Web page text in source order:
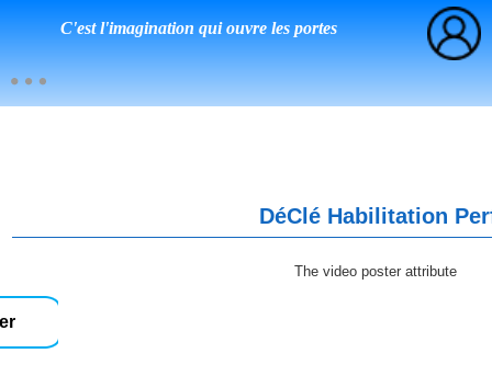
C'est l'imagination qui ouvre les portes
DéClé Habilitation
The video poster attribute